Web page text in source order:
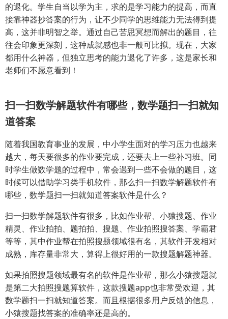
的退化。学生自当以学为主，求的是学习能力的提高，而直
接靠神器抄答案的行为，让不少同学的思维能力无法得到提
高，这并非明智之举。通过自己苦思冥想而解出的题目，往
往会印象更深刻，这种成就感也非一般可比拟。现在，大家
都用什么神器，但独立思考的能力退化了许多，这是家长和
老师们不愿意看到！
扫一扫数学解题软件有哪些，数学题扫一扫就知
道答案
随着我国教育事业的发展，中小学生面对的学习压力也越来
越大，每天要很多的作业要完成，还要去上一些补习班。同
时学生做数学题的过程中，常会遇到一些不会做的题目，这
时候可以借助学习类手机软件，那么扫一扫数学解题软件有
哪些，数学题扫一扫就知道答案软件是什么？
扫一扫数学解题软件有很多，比如作业帮、小猿搜题、作业
精灵、作业拍拍、题拍拍、搜题、作业拍照搜答案、学霸君
等等，其中作业帮在拍照搜题领域很有名，其软件开发相对
成熟，库存量非常大，算得上很好用的一款搜题解题神器。
如果拍照搜题领域最有名的软件是作业帮，那么小猿搜题就
是第二大拍照搜题算软件，这款搜题app也非常受欢迎，其
数学题扫一扫就知道答案。而且根据很多用户反馈的信息，
小猿搜题找答案的准确率还是高的。